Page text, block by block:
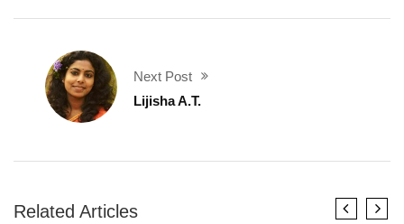
Next Post
Lijisha A.T.
Related Articles